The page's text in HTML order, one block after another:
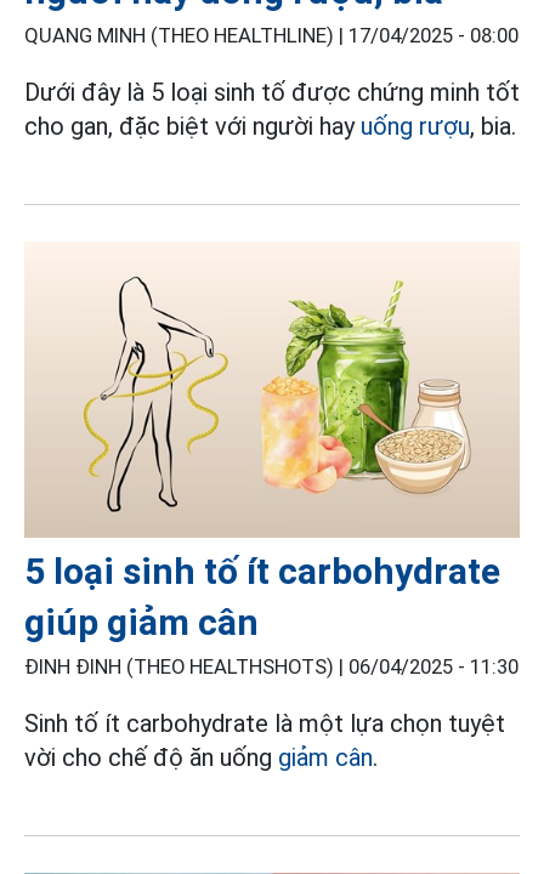
QUANG MINH (THEO HEALTHLINE) | 17/04/2025 - 08:00
Dưới đây là 5 loại sinh tố được chứng minh tốt
cho gan, đặc biệt với người hay uống rượu, bia.
5 loại sinh tố ít carbohydrate
giúp giảm cân
ĐINH ĐINH (THEO HEALTHSHOTS) | 06/04/2025 - 11:30
Sinh tố ít carbohydrate là một lựa chọn tuyệt
vời cho chế độ ăn uống giảm cân.